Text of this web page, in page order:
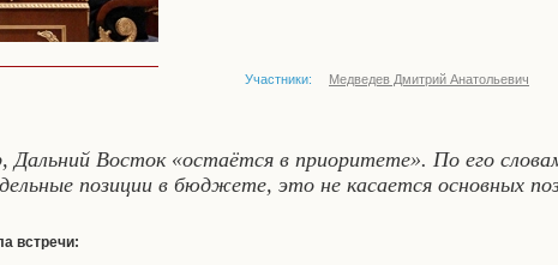
Участники: Медведев Дмитрий Анатольевич
Дальний Восток «остаётся в приоритете». По его
позиции в бюджете, это не касается основных
встречи: